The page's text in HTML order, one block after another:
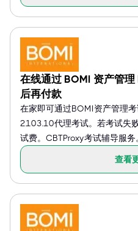
在线通过 BOMI 资产管
后再付款
在家即可通过BOMI资产管理
2103.10代理考试。若考试失
试费。CBTProxy考试辅导服务
查看